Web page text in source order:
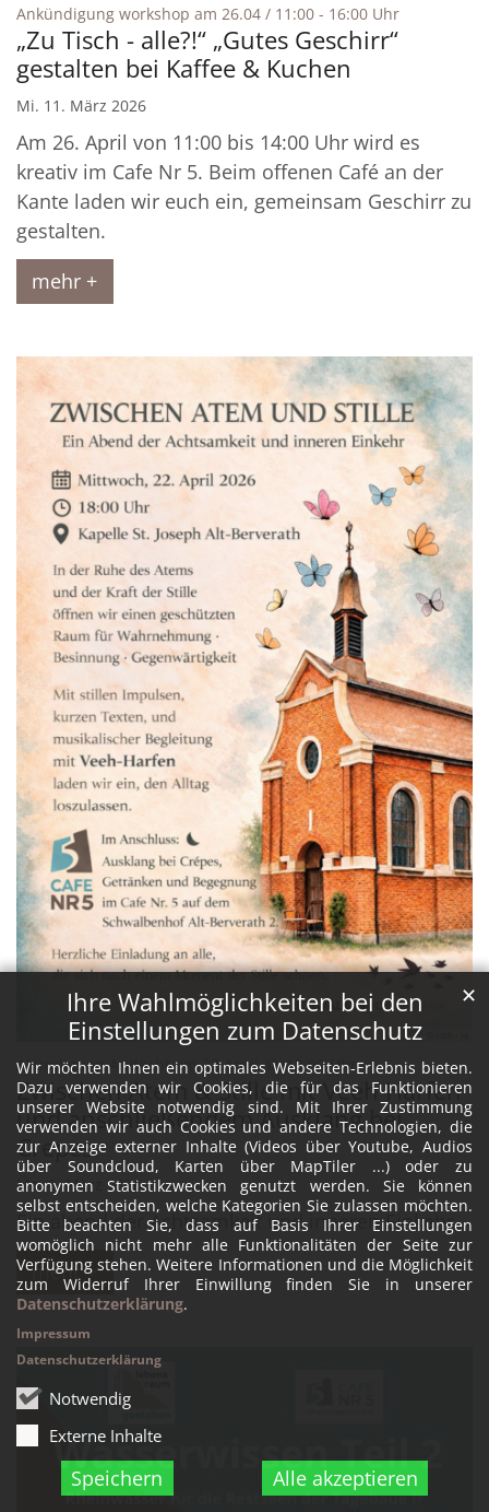
Ihre Wahlmöglichkeiten bei den
Einstellungen zum Datenschutz
Wir möchten Ihnen ein optimales Webseiten-Erlebnis bieten.
Dazu verwenden wir Cookies, die für das Funktionieren
unserer Website notwendig sind. Mit Ihrer Zustimmung
verwenden wir auch Cookies und andere Technologien, die
zur Anzeige externer Inhalte (Videos über Youtube, Audios
über Soundcloud, Karten über MapTiler ...) oder zu
anonymen Statistikzwecken genutzt werden. Sie können
selbst entscheiden, welche Kategorien Sie zulassen möchten.
Bitte beachten Sie, dass auf Basis Ihrer Einstellungen
womöglich nicht mehr alle Funktionalitäten der Seite zur
Verfügung stehen. Weitere Informationen und die Möglichkeit
zum Widerruf Ihrer Einwillung finden Sie in unserer
Datenschutzerklärung.
Notwendig
Externe Inhalte
Speichern Alle akzeptieren
✕
Impressum
Datenschutzerklärung
Ankündigung workshop am 26.04 / 11:00 - 16:00 Uhr:
„Zu Tisch - alle?!“ „Gutes Geschirr“
gestalten bei Kaffee & Kuchen
Mi. 11. März 2026
Am 26. April von 11:00 bis 14:00 Uhr wird es
kreativ im Cafe Nr 5. Beim offenen Café an der
Kante laden wir euch ein, gemeinsam Geschirr zu
gestalten.
mehr +
Akündigung Andacht am 22.April ab 18.00 Uhr:
Zwischen Atem & Stille mit Veeh Harfen
und anschließendem Ausklang bei
Crepes.
Mo. 9. März 2026
Ein abend der Achtsamkeit und inneren Einkehr
mehr +